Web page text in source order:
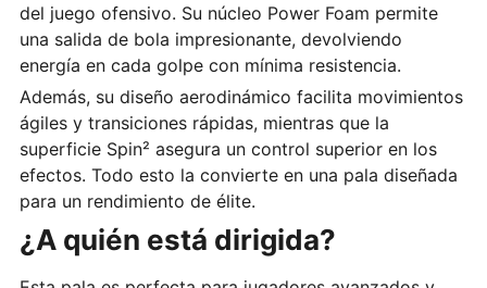
del juego ofensivo. Su núcleo Power Foam permite
una salida de bola impresionante, devolviendo
energía en cada golpe con mínima resistencia.
Además, su diseño aerodinámico facilita movimientos
ágiles y transiciones rápidas, mientras que la
superficie Spin² asegura un control superior en los
efectos. Todo esto la convierte en una pala diseñada
para un rendimiento de élite.
¿A quién está dirigida?